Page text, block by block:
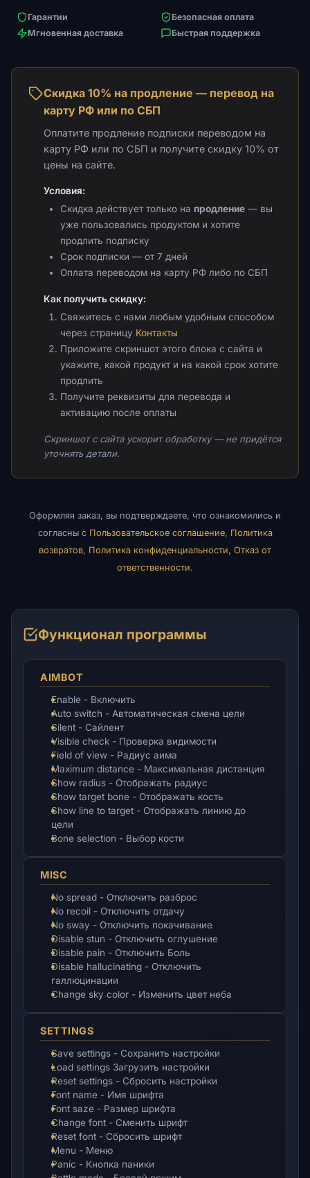
Гарантии
Безопасная оплата
Мгновенная доставка
Быстрая поддержка
Скидка 10% на продление — перевод на
карту РФ или по СБП
Оплатите продление подписки переводом на
карту РФ или по СБП и получите скидку 10% от
цены на сайте.
Условия:
Скидка действует только на продление — вы
уже пользовались продуктом и хотите
продлить подписку
Срок подписки — от 7 дней
Оплата переводом на карту РФ либо по СБП
Как получить скидку:
Свяжитесь с нами любым удобным способом
через страницу Контакты
Приложите скриншот этого блока с сайта и
укажите, какой продукт и на какой срок хотите
продлить
Получите реквизиты для перевода и
активацию после оплаты
Скриншот с сайта ускорит обработку — не придётся
уточнять детали.
Оформляя заказ, вы подтверждаете, что ознакомились и
согласны с Пользовательское соглашение, Политика
возвратов, Политика конфиденциальности, Отказ от
ответственности.
Функционал программы
AIMBOT
Enable - Включить
Auto switch - Автоматическая смена цели
Silent - Сайлент
Visible check - Проверка видимости
Field of view - Радиус аима
Maximum distance - Максимальная дистанция
Show radius - Отображать радиус
Show target bone - Отображать кость
Show line to target - Отображать линию до
цели
Bone selection - Выбор кости
MISC
No spread - Отключить разброс
No recoil - Отключить отдачу
No sway - Отключить покачивание
Disable stun - Отключить оглушение
Disable pain - Отключить Боль
Disable hallucinating - Отключить
галлюцинации
Change sky color - Изменить цвет неба
SETTINGS
Save settings - Сохранить настройки
Load settings Загрузить настройки
Reset settings - Сбросить настройки
Font name - Имя шрифта
Font saze - Размер шрифта
Change font - Сменить шрифт
Reset font - Сбросить шрифт
Menu - Меню
Panic - Кнопка паники